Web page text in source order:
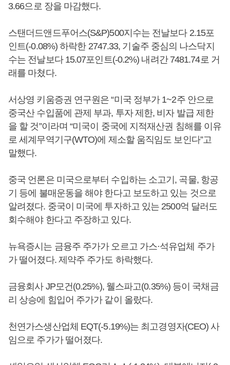
3.66으로 장을 마감했다.
스탠더드앤드푸어스(S&P)500지수는 전날보다 2.15포
인트(-0.08%) 하락한 2747.33, 기술주 중심의 나스닥지
수는 전날보다 15.07포인트(-0.2%) 내려간 7481.74로 거
래를 마쳤다.
서상영 키움증권 연구원은 “미국 정부가 1~2주 안으로
중국산 수입품에 관제 부과, 투자 제한, 비자 발급 제한
을 할 것”이라며 “미국이 중국에 지적재산권 침해를 이유
로 세계무역기구(WTO)에 제소할 움직임도 보인다”고
말했다.
중국 언론은 미국으로부터 수입하는 소고기, 곡물, 항공
기 등에 불매운동을 해야 한다고 보도하고 있는 것으로
알려졌다. 중국이 미국에 투자하고 있는 2500억 달러도
회수해야 한다고 주장하고 있다.
뉴욕증시는 금융주 주가가 오르고 가스·석유업체 주가
가 떨어졌다. 제약주 주가도 하락했다.
금융회사 JP모건(0.25%), 웰스파고(0.35%) 등이 국채금
리 상승에 힘입어 주가가 같이 올랐다.
천연가스생산업체 EQT(-5.19%)는 최고경영자(CEO) 사
임으로 주가가 떨어졌다.